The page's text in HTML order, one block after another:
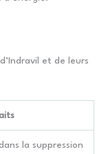
et de leurs
la suppression